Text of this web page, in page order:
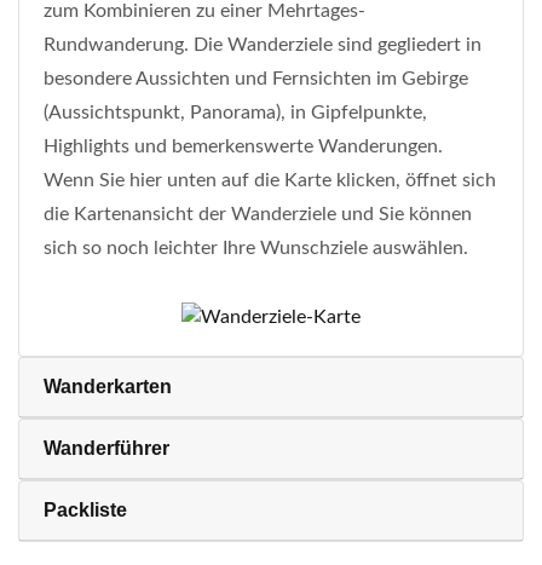
zum Kombinieren zu einer Mehrtages-
Rundwanderung. Die Wanderziele sind gegliedert in
besondere Aussichten und Fernsichten im Gebirge
(Aussichtspunkt, Panorama), in Gipfelpunkte,
Highlights und bemerkenswerte Wanderungen.
Wenn Sie hier unten auf die Karte klicken, öffnet sich
die Kartenansicht der Wanderziele und Sie können
sich so noch leichter Ihre Wunschziele auswählen.
Wanderkarten
Wanderführer
Packliste